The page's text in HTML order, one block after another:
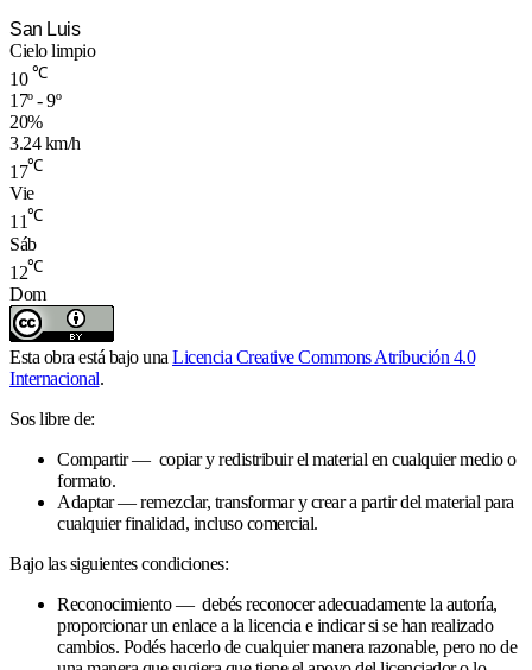
San Luis
Cielo limpio
10 ℃
17º - 9º
20%
3.24 km/h
17℃
Vie
11℃
Sáb
12℃
Dom
Esta obra está bajo una Licencia Creative Commons Atribución 4.0
Internacional.
Sos libre de:
Compartir — copiar y redistribuir el material en cualquier medio o
formato.
Adaptar — remezclar, transformar y crear a partir del material para
cualquier finalidad, incluso comercial.
Bajo las siguientes condiciones:
Reconocimiento — debés reconocer adecuadamente la autoría,
proporcionar un enlace a la licencia e indicar si se han realizado
cambios. Podés hacerlo de cualquier manera razonable, pero no de